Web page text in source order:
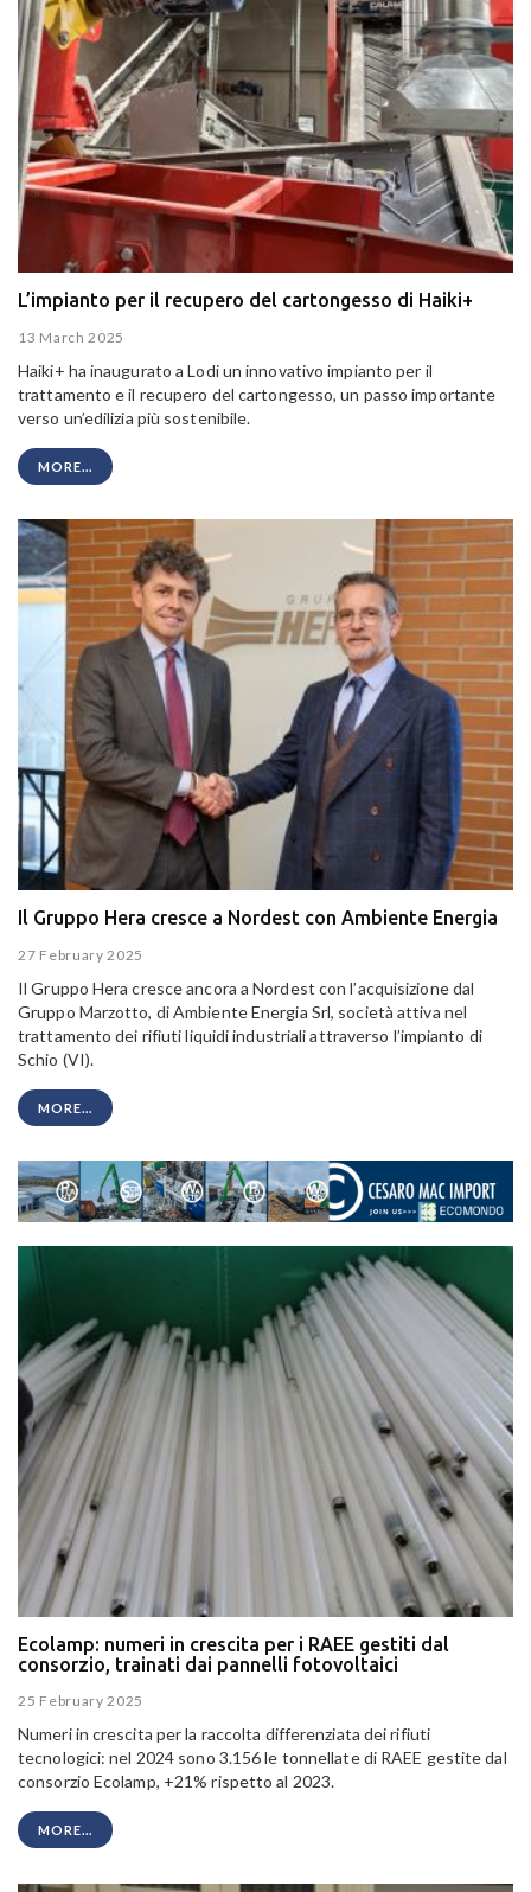
L’impianto per il recupero del cartongesso di Haiki+
13 March 2025
Haiki+ ha inaugurato a Lodi un innovativo impianto per il
trattamento e il recupero del cartongesso, un passo importante
verso un’edilizia più sostenibile.
MORE...
Il Gruppo Hera cresce a Nordest con Ambiente Energia
27 February 2025
Il Gruppo Hera cresce ancora a Nordest con l’acquisizione dal
Gruppo Marzotto, di Ambiente Energia Srl, società attiva nel
trattamento dei rifiuti liquidi industriali attraverso l’impianto di
Schio (VI).
MORE...
Ecolamp: numeri in crescita per i RAEE gestiti dal
consorzio, trainati dai pannelli fotovoltaici
25 February 2025
Numeri in crescita per la raccolta differenziata dei rifiuti
tecnologici: nel 2024 sono 3.156 le tonnellate di RAEE gestite dal
consorzio Ecolamp, +21% rispetto al 2023.
MORE...